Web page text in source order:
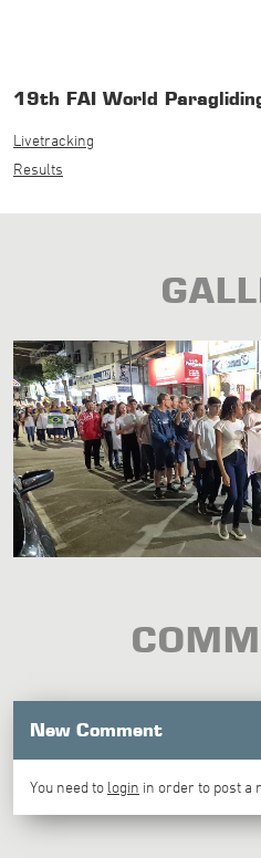
19th FAI World
Livetracking
Results
New Comment
You need to login in order to post a